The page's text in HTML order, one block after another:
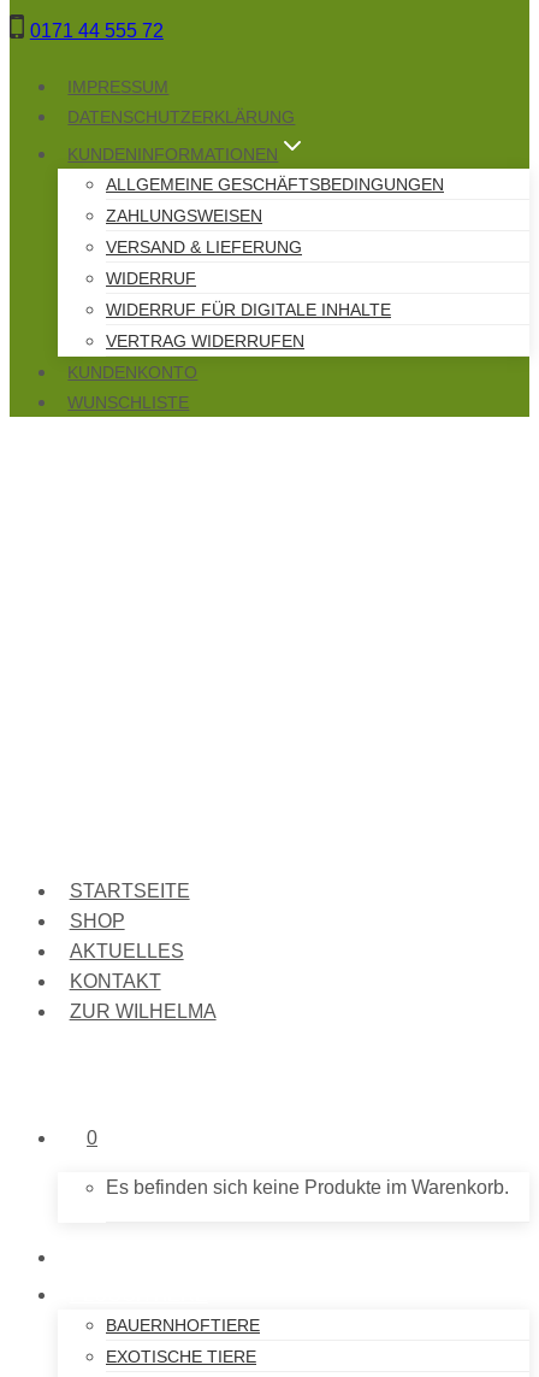
Zum
Inhalt
0171 44 555 72
IMPRESSUM
DATENSCHUTZERKLÄRUNG
KUNDENINFORMATIONEN
ALLGEMEINE GESCHÄFTSBEDINGUNGEN
ZAHLUNGSWEISEN
VERSAND & LIEFERUNG
WIDERRUF
WIDERRUF FÜR DIGITALE INHALTE
VERTRAG WIDERRUFEN
KUNDENKONTO
WUNSCHLISTE
STARTSEITE
SHOP
AKTUELLES
KONTAKT
ZUR WILHELMA
0
Es befinden sich keine Produkte im Warenkorb.
BAUERNHOFTIERE
EXOTISCHE TIERE